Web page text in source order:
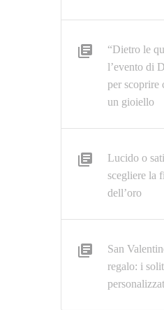
“Dietro le
l’evento di
per scoprire
un gioiello
Lucido o
scegliere la
dell’oro
San
regalo: i